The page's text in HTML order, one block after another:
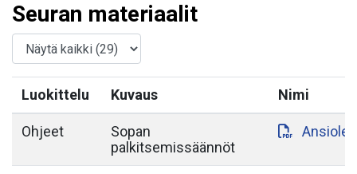
Seuran materiaalit
Luokittelu Kuvaus Nimi
Ohjeet
Sopan
palkitsemissäännöt